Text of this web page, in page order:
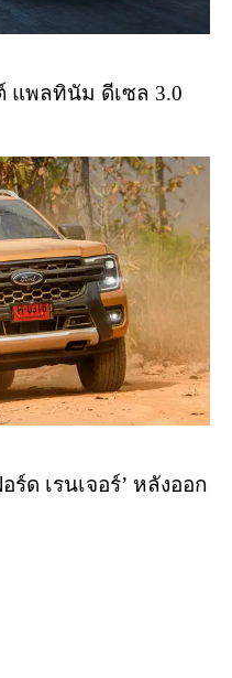
แพลทินัม ดีเซล 3.0
ด เรนเจอร์’ หลังออก